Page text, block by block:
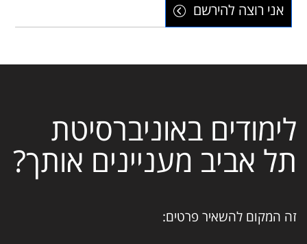
אני רוצה להירשם
לימודים באוניברסיטת
תל אביב מעניינים אותך?
זה המקום להשאיר פרטים: